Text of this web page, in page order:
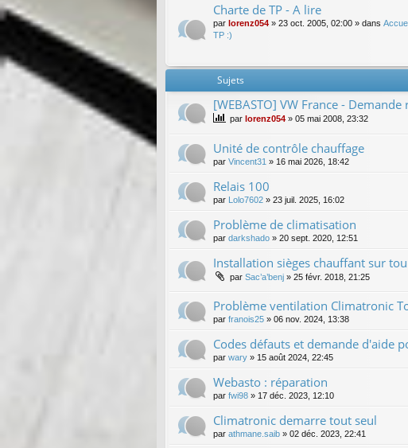
Charte de TP - A lire
par lorenz054 » 23 oct. 2005, 02:00 » dans
TP :)
Sujets
[WEBASTO] VW France -
par lorenz054 » 05 mai 2008, 23:32
Unité de contrôle chauffage
par Vincent31 » 16 mai 2026, 18:42
Relais 100
par Lolo7602 » 23 juil. 2025, 16:02
Problème de climatisation
par darkshado » 20 sept. 2020, 12:51
Installation sièges chauffant sur
par Sac’a’benj » 25 févr. 2018, 21:25
Problème ventilation Climatronic
par franois25 » 06 nov. 2024, 13:38
Codes défauts et demande d'aide
par wary » 15 août 2024, 22:45
Webasto : réparation
par fwi98 » 17 déc. 2023, 12:10
Climatronic demarre tout seul
par athmane.saib » 02 déc. 2023, 22:41